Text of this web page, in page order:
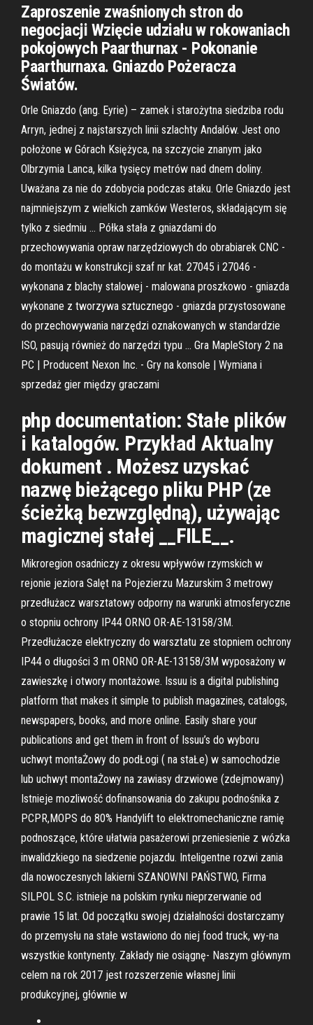
Zaproszenie zwaśnionych stron do
negocjacji Wzięcie udziału w rokowaniach
pokojowych Paarthurnax - Pokonanie
Paarthurnaxa. Gniazdo Pożeracza
Światów.
Orle Gniazdo (ang. Eyrie) – zamek i starożytna siedziba rodu
Arryn, jednej z najstarszych linii szlachty Andalów. Jest ono
położone w Górach Księżyca, na szczycie znanym jako
Olbrzymia Lanca, kilka tysięcy metrów nad dnem doliny.
Uważana za nie do zdobycia podczas ataku. Orle Gniazdo jest
najmniejszym z wielkich zamków Westeros, składającym się
tylko z siedmiu … Półka stała z gniazdami do
przechowywania opraw narzędziowych do obrabiarek CNC -
do montażu w konstrukcji szaf nr kat. 27045 i 27046 -
wykonana z blachy stalowej - malowana proszkowo - gniazda
wykonane z tworzywa sztucznego - gniazda przystosowane
do przechowywania narzędzi oznakowanych w standardzie
ISO, pasują również do narzędzi typu … Gra MapleStory 2 na
PC | Producent Nexon Inc. - Gry na konsole | Wymiana i
sprzedaż gier między graczami
php documentation: Stałe plików
i katalogów. Przykład Aktualny
dokument . Możesz uzyskać
nazwę bieżącego pliku PHP (ze
ścieżką bezwzględną), używając
magicznej stałej __FILE__.
Mikroregion osadniczy z okresu wpływów rzymskich w
rejonie jeziora Salęt na Pojezierzu Mazurskim 3 metrowy
przedłużacz warsztatowy odporny na warunki atmosferyczne
o stopniu ochrony IP44 ORNO OR-AE-13158/3M.
Przedłużacze elektryczny do warsztatu ze stopniem ochrony
IP44 o długości 3 m ORNO OR-AE-13158/3M wyposażony w
zawieszkę i otwory montażowe. Issuu is a digital publishing
platform that makes it simple to publish magazines, catalogs,
newspapers, books, and more online. Easily share your
publications and get them in front of Issuu’s do wyboru
uchwyt montaŻowy do podŁogi ( na staŁe) w samochodzie
lub uchwyt montaŻowy na zawiasy drzwiowe (zdejmowany)
Istnieje mozliwość dofinansowania do zakupu podnośnika z
PCPR,MOPS do 80% Handylift to elektromechaniczne ramię
podnoszące, które ułatwia pasażerowi przeniesienie z wózka
inwalidzkiego na siedzenie pojazdu. Inteligentne rozwi zania
dla nowoczesnych lakierni SZANOWNI PAŃSTWO, Firma
SILPOL S.C. istnieje na polskim rynku nieprzerwanie od
prawie 15 lat. Od początku swojej działalności dostarczamy
do przemysłu na stałe wstawiono do niej food truck, wy-na
wszystkie kontynenty. Zakłady nie osiągnę- Naszym głównym
celem na rok 2017 jest rozszerzenie własnej linii
produkcyjnej, głównie w